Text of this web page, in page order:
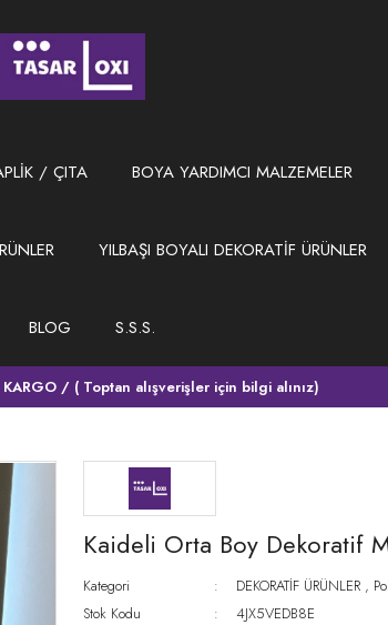
/ ÇITA BOYA YARDIMCI MALZEMELER
YILBAŞI BOYALI DEKORATİF ÜRÜNLER
BLOG S.S.S.
/ ( Toptan alışverişler için bilgi alınız)
Kaideli Orta Boy Dekoratif
Kategori DEKORATİF ÜRÜNLER ,
Stok Kodu
4JX5VEDB8E